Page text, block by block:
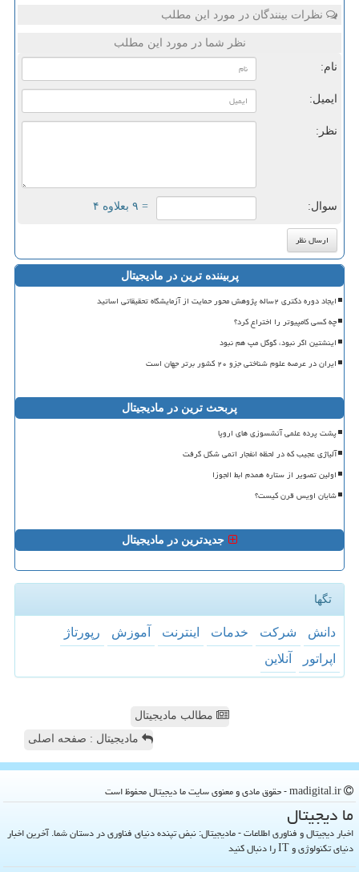
نظرات بینندگان در مورد این مطلب
نظر شما در مورد این مطلب
نام:
ایمیل:
نظر:
سوال: = ۹ بعلاوه ۴
پربیننده ترین در مادیجیتال
ایجاد دوره دکتری ۲ساله پژوهش محور حمایت از آزمایشگاه تحقیقاتی اساتید
چه کسی کامپیوتر را اختراع کرد؟
اینشتین اگر نبود، گوگل مپ هم نبود
ایران در عرصه علوم شناختی جزو ۲۰ کشور برتر جهان است
پربحث ترین در مادیجیتال
پشت پرده علمی آتشسوزی های اروپا
آلیاژی عجیب که در لحظه انفجار اتمی شکل گرفت
اولین تصویر از ستاره همدم ابط الجوزا
شایان اویس قرن کیست؟
جدیدترین در مادیجیتال
تگها
دانش شركت خدمات اینترنت آموزش
رپورتاژ
اپراتور
آنلاین
مطالب مادیجیتال
مادیجیتال : صفحه اصلی
ما دیجیتال
اخبار دیجیتال و فناوری اطلاعات - مادیجیتال: نبض تپنده دنیای فناوری در دستان شما. آخرین اخبار
دنیای تکنولوژی و IT را دنبال کنید